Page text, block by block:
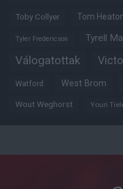
Toby Collyer Tom
Tyler Fredericson Tyrell
Válogatottak
Watford West Brom
Wout Weghorst Youri